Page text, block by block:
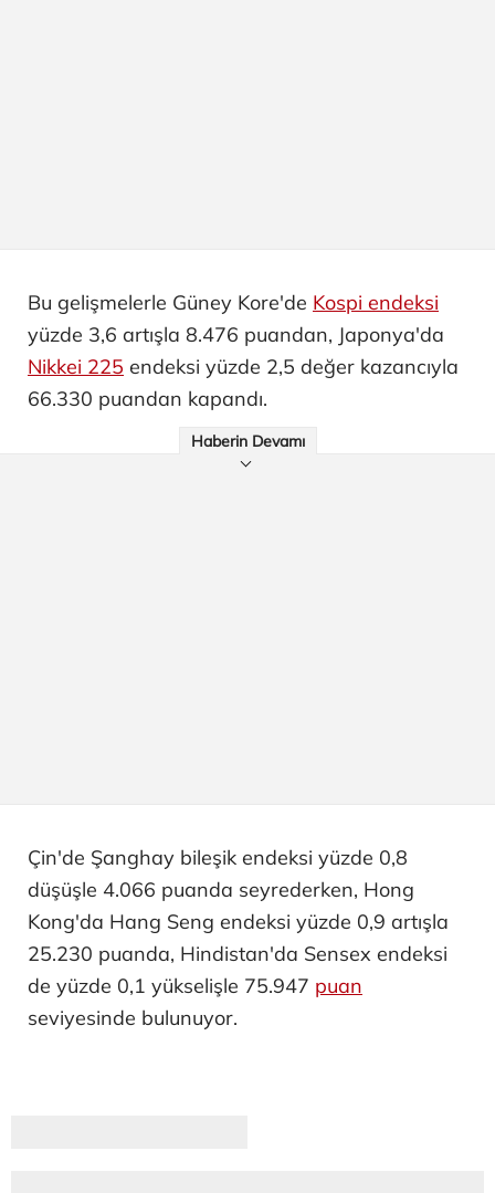
Bu gelişmelerle Güney Kore'de Kospi endeksi
yüzde 3,6 artışla 8.476 puandan, Japonya'da
Nikkei 225 endeksi yüzde 2,5 değer kazancıyla
66.330 puandan kapandı.
Haberin Devamı
Çin'de Şanghay bileşik endeksi yüzde 0,8
düşüşle 4.066 puanda seyrederken, Hong
Kong'da Hang Seng endeksi yüzde 0,9 artışla
25.230 puanda, Hindistan'da Sensex endeksi
de yüzde 0,1 yükselişle 75.947 puan
seviyesinde bulunuyor.